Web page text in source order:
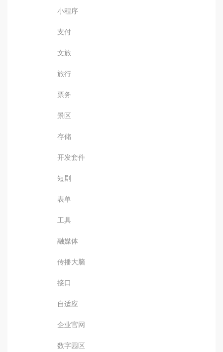
小程序
支付
文旅
旅行
票务
景区
存储
开发套件
短剧
表单
工具
融媒体
传播大脑
接口
自适应
企业官网
数字园区